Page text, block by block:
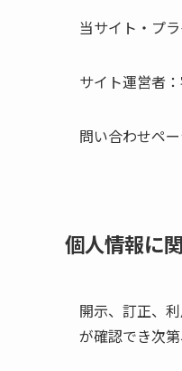
当サイト・プ
サイト運営者
問い合わせペー
個人情報に
開示、訂正、
が確認でき次